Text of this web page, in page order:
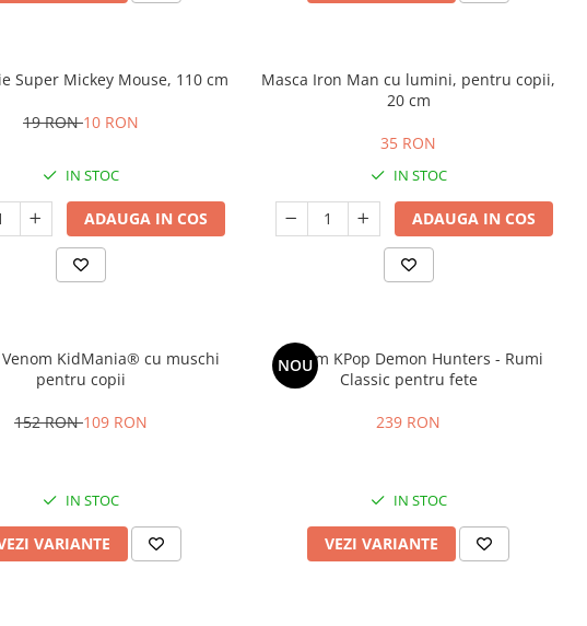
Super Mickey Mouse, 110 cm
19 RON10 RON
IN STOC
ADAUGA IN COS
Masca Iron Man cu lumini, pentru copii,
20 cm
35 RON
IN STOC
ADAUGA IN COS
Venom KidMania® cu muschi
pentru copii
152 RON109 RON
IN STOC
VARIANTE
NOU
Costum KPop Demon Hunters - Rumi
Classic pentru fete
239 RON
IN STOC
VEZI VARIANTE